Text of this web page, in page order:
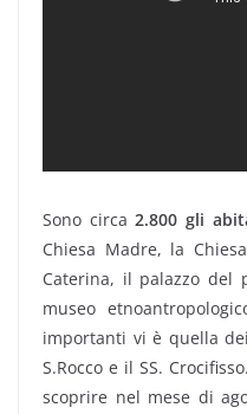
Sono circa2.800 gli
Chiesa Madre, la
Caterina, il palazzo del
museo
importanti vi è quella dei
S.Rocco e il SS.
scoprire nel mese di